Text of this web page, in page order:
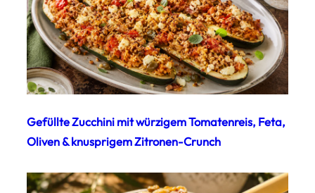
Gefüllte Zucchini mit würzigem Tomatenreis, Feta,
Oliven & knusprigem Zitronen-Crunch